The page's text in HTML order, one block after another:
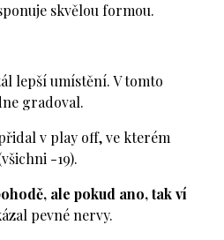
skvělou formou.
lepší umístění. V tomto
gradoval.
v play off, ve kterém
-19).
ale pokud ano, tak ví
pevné nervy.